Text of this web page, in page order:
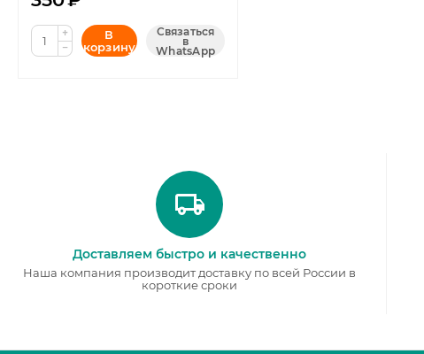
+
−
В
корзину
Связаться
в
WhatsApp
Доставляем быстро и качественно
Наша компания производит доставку по всей России в
короткие сроки